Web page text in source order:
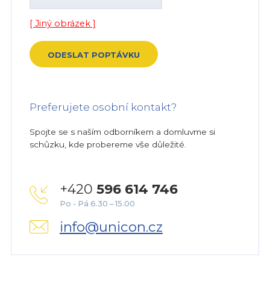
[ Jiný obrázek ]
Preferujete osobní kontakt?
Spojte se s naším odborníkem a domluvme si
schůzku, kde probereme vše důležité.
+420 596 614 746
Po - Pá 6.30 – 15.00
info@unicon.cz